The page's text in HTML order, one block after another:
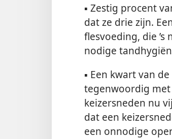
▪ Zestig procent
dat ze drie zijn.
flesvoeding, die
nodige
▪ Een kwart van
tegenwoordig met
keizersneden nu
dat een
een onnodige